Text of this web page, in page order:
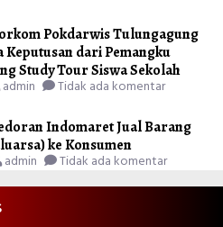
Pokdarwis Tulungagung
Keputusan dari Pemangku
Study Tour Siswa Sekolah
admin Tidak ada komentar
Indomaret Jual Barang
ke Konsumen
admin Tidak ada komentar